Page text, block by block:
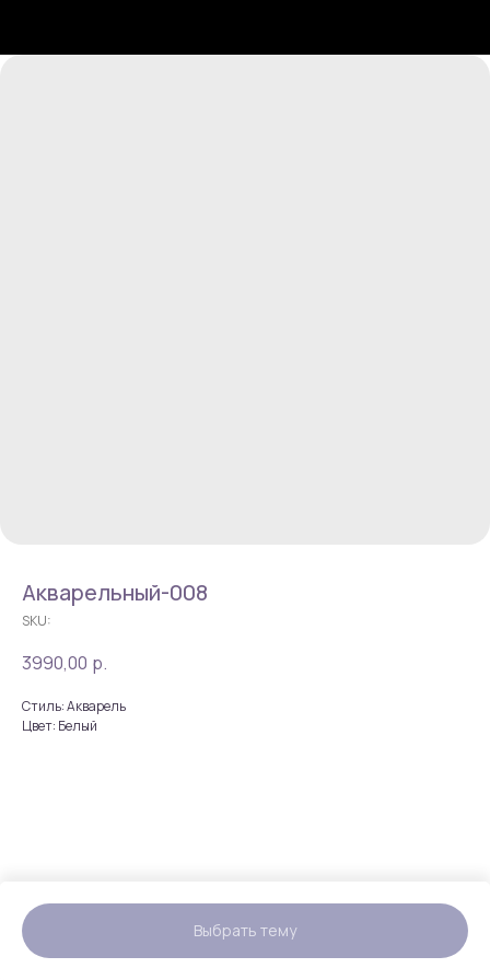
Акварельный-008
SKU:
3990,00 р.
Выбрать тему
Стиль: Акварель
Цвет: Белый